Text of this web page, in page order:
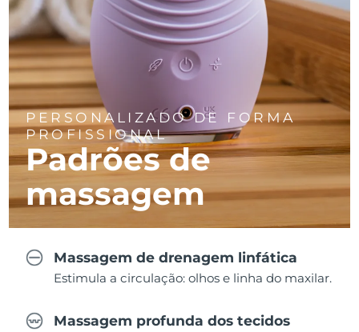
PERSONALIZADO DE FORMA
PROFISSIONAL
Padrões de
massagem
Massagem de drenagem linfática
Estimula a circulação: olhos e linha do maxilar.
Massagem profunda dos tecidos